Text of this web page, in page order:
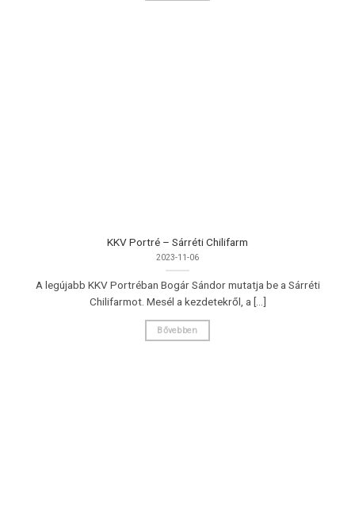
KKV Portré – Sárréti Chilifarm
2023-11-06
A legújabb KKV Portréban Bogár Sándor mutatja be a Sárréti
Chilifarmot. Mesél a kezdetekről, a [...]
Bővebben